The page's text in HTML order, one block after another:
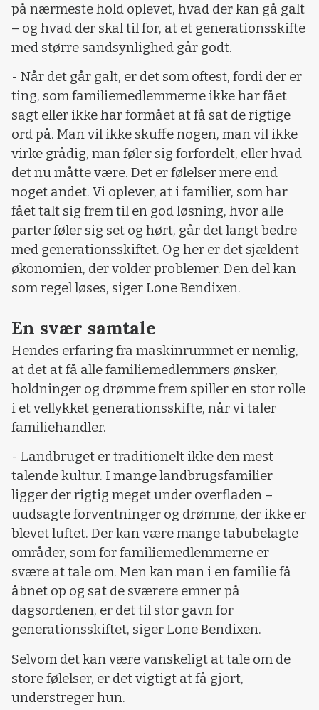
på nærmeste hold oplevet, hvad der kan gå galt
– og hvad der skal til for, at et generationsskifte
med større sandsynlighed går godt.
- Når det går galt, er det som oftest, fordi der er
ting, som familiemedlemmerne ikke har fået
sagt eller ikke har formået at få sat de rigtige
ord på. Man vil ikke skuffe nogen, man vil ikke
virke grådig, man føler sig forfordelt, eller hvad
det nu måtte være. Det er følelser mere end
noget andet. Vi oplever, at i familier, som har
fået talt sig frem til en god løsning, hvor alle
parter føler sig set og hørt, går det langt bedre
med generationsskiftet. Og her er det sjældent
økonomien, der volder problemer. Den del kan
som regel løses, siger Lone Bendixen.
En svær samtale
Hendes erfaring fra maskinrummet er nemlig,
at det at få alle familiemedlemmers ønsker,
holdninger og drømme frem spiller en stor rolle
i et vellykket generationsskifte, når vi taler
familiehandler.
- Landbruget er traditionelt ikke den mest
talende kultur. I mange landbrugsfamilier
ligger der rigtig meget under overfladen –
uudsagte forventninger og drømme, der ikke er
blevet luftet. Der kan være mange tabubelagte
områder, som for familiemedlemmerne er
svære at tale om. Men kan man i en familie få
åbnet op og sat de sværere emner på
dagsordenen, er det til stor gavn for
generationsskiftet, siger Lone Bendixen.
Selvom det kan være vanskeligt at tale om de
store følelser, er det vigtigt at få gjort,
understreger hun.